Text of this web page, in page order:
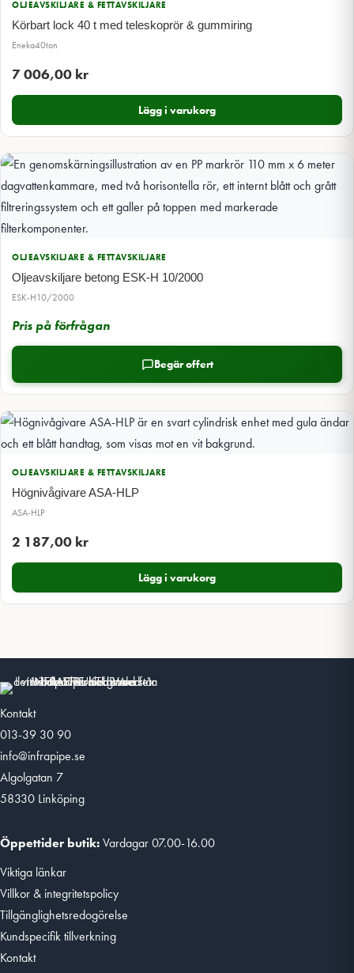
OLJEAVSKILJARE & FETTAVSKILJARE
Körbart lock 40 t med teleskoprör & gummiring
Eneka40ton
7 006,00 kr
Lägg i varukorg
OLJEAVSKILJARE & FETTAVSKILJARE
Oljeavskiljare betong ESK-H 10/2000
ESK-H10/2000
Pris på förfrågan
Begär offert
OLJEAVSKILJARE & FETTAVSKILJARE
Högnivågivare ASA-HLP
ASA-HLP
2 187,00 kr
Lägg i varukorg
Kontakt
013-39 30 90
info@infrapipe.se
Algolgatan 7
58330 Linköping
Öppettider butik:Vardagar 07.00-16.00
Viktiga länkar
Villkor & integritetspolicy
Tillgänglighetsredogörelse
Kundspecifik tillverkning
Kontakt